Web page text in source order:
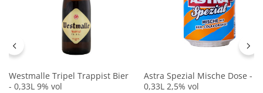
Westmalle Tripel Trappist Bier
- 0,33L 9% vol
Astra Spezial Mische Dose -
0,33L 2,5% vol